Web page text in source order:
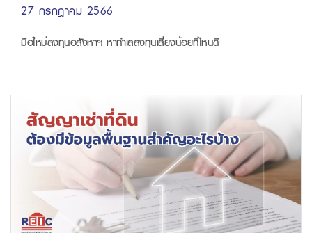
27 กรกฎาคม 2566
มือใหม่ลงทุนอสังหาฯ หาทำเลลงทุนเสี่ยงน้อยที่ไหนดี